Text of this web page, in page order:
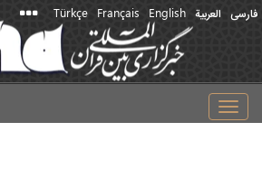
فارسی العربیة English
Français
Türkçe
Toggle
navigation